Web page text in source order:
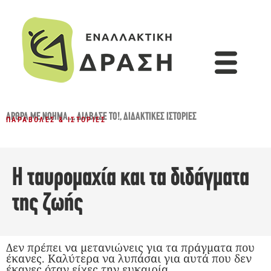
ΆΡΘΡΑ ΜΕ ΝΌΗΜΑ...,ΔΙΆΒΑΣΈ ΤΟ!,ΔΙΔΑΚΤΙΚΈΣ ΙΣΤΟΡΊΕΣ
ΠΑΡΑΒΟΛΈΣ & ΙΣΤΟΡΊΕΣ
Η ταυρομαχία και τα διδάγματα
της ζωής
Δεν πρέπει να μετανιώνεις για τα πράγματα που
έκανες. Καλύτερα να λυπάσαι για αυτά που δεν